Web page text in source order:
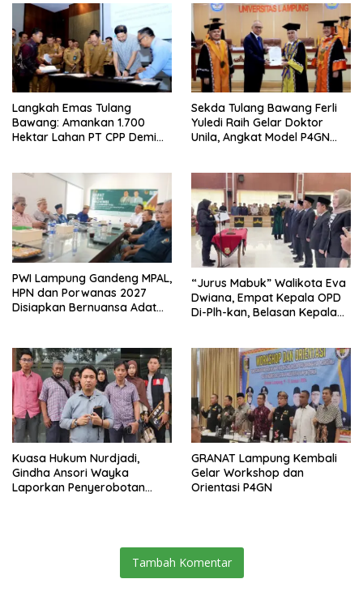
Langkah Emas Tulang
Bawang: Amankan 1.700
Hektar Lahan PT CPP Demi
Sekda Tulang Bawang Ferli
Yuledi Raih Gelar Doktor
Unila, Angkat Model P4GN
PWI Lampung Gandeng MPAL,
HPN dan Porwanas 2027
Disiapkan Bernuansa Adat
“Jurus Mabuk” Walikota Eva
Dwiana, Empat Kepala OPD
Di-Plh-kan, Belasan Kepala
Kuasa Hukum Nurdjadi,
Gindha Ansori Wayka
Laporkan Penyerobotan
GRANAT Lampung Kembali
Gelar Workshop dan
Orientasi P4GN
Tambah Komentar